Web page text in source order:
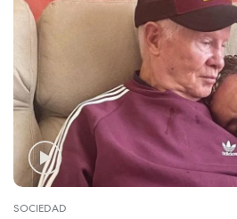
SOCIEDAD